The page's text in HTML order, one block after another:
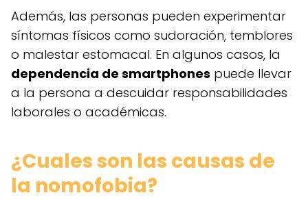
Además, las personas pueden experimentar
síntomas físicos como sudoración, temblores
o malestar estomacal. En algunos casos, la
dependencia de smartphones puede llevar
a la persona a descuidar responsabilidades
laborales o académicas.
¿Cuales son las causas de
la nomofobia?